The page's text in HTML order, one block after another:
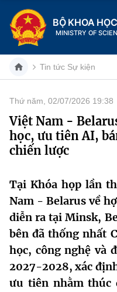
BỘ KHOA
MINISTRY OF
Danh mục
Trang chủ
Chức năng nhiệm vụ
Cơ cấu tổ chức
Lịch sử phát triển
Sở Khoa học và
Tin tức sự kiện
Khoa học và Công
Đổi mới sáng tạo
Chuyển đổi số
Dịch vụ công
Hệ thống văn bản
Văn bản QPPL
MST IOFFICE
Tin tức Sự kiện
Thứ năm, 02/07/2026 19:38
Việt Nam -
học, ưu tiên AI,
chiến lược
Tại Khóa họp lần
Nam - Belarus về
diễn ra tại Minsk,
bên đã thống nhất
học, công nghệ và
2027-2028, xác
ưu tiên nhằm thúc